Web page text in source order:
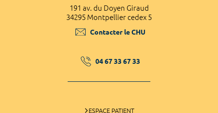
191 av. du Doyen Giraud
34295 Montpellier cedex 5
Contacter le CHU
04 67 33 67 33
ESPACE PATIENT